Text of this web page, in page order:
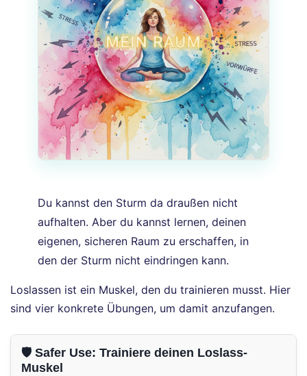
Du kannst den Sturm da draußen nicht
aufhalten. Aber du kannst lernen, deinen
eigenen, sicheren Raum zu erschaffen, in
den der Sturm nicht eindringen kann.
Loslassen ist ein Muskel, den du trainieren musst. Hier
sind vier konkrete Übungen, um damit anzufangen.
🛡️ Safer Use: Trainiere deinen Loslass-
Muskel